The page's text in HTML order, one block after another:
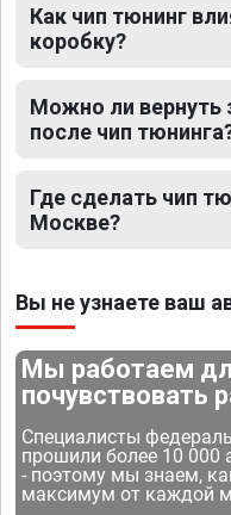
Как чип тюнинг
коробку?
Можно ли вернуть
после чип
Где сделать чип
Москве?
Вы не узнаете ваш
Мы работаем
почувствовать
Специалисты
прошили более 10 000
- поэтому мы знаем,
максимум от каждой